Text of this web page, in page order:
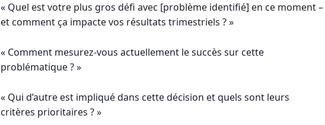
« Quel est votre plus gros défi avec [problème identifié] en ce moment –
et comment ça impacte vos résultats trimestriels ? »
« Comment mesurez-vous actuellement le succès sur cette
problématique ? »
« Qui d’autre est impliqué dans cette décision et quels sont leurs
critères prioritaires ? »